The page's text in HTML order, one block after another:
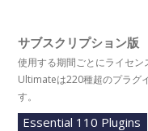
サブスクリプション版
使用する期間ごとにライセン
Ultimateは220種超のプラグ
す。
Essential 110 Plugins